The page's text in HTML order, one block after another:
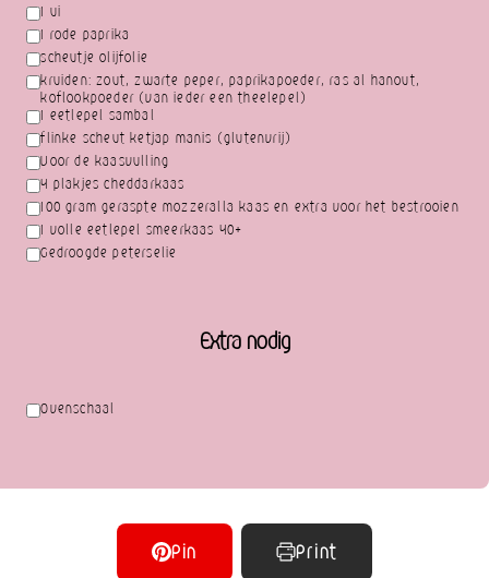
1 ui
1 rode paprika
scheutje olijfolie
kruiden: zout, zwarte peper, paprikapoeder, ras al hanout,
koflookpoeder (van ieder een theelepel)
1 eetlepel sambal
flinke scheut ketjap manis (glutenvrij)
Voor de kaasvulling
4 plakjes cheddarkaas
100 gram geraspte mozzeralla kaas en extra voor het bestrooien
1 volle eetlepel smeerkaas 40+
Gedroogde peterselie
Extra nodig
Ovenschaal
Pin Print